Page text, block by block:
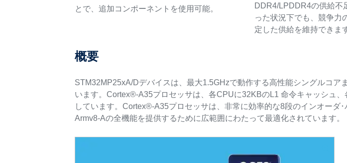
とで、追加コンポーネントを使用可能。
DDR4/LPDDR4の供給不
った状況下でも、競争力
定した供給を維持できま
概要
STM32MP25xA/Dデバイスは、最大1.5GHzで動作する高性能シングルコ
います。Cortex®-A35プロセッサは、各CPUに32KBのL1 命令キャッシュ
しています。Cortex®-A35プロセッサは、非常に効率的な8段のインオーダ
Armv8-Aの全機能を提供するために広範囲にわたって最適化されています。